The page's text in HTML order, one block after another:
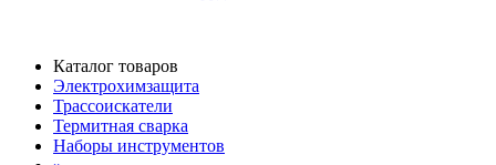
Каталог товаров
Электрохимзащита
Трассоискатели
Термитная сварка
Наборы инструментов